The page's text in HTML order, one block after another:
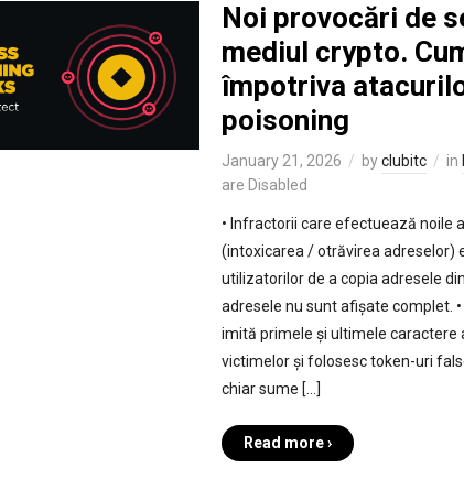
Noi provocări de
mediul crypto.
împotriva
poisoning
January 21, 2026 byclubitc in
are Disabled
• Infractorii care efectuează noile
(intoxicarea / otrăvirea adreselor)
utilizatorilor de a copia adresele
adresele nu sunt afișate complet.
imită primele și ultimele
victimelor și folosesc token-uri
chiar sume […]
Read more ›